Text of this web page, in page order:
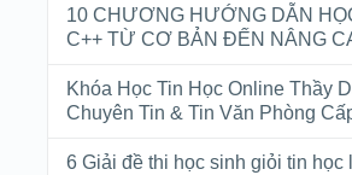
10 CHƯƠNG HƯỚNG DẪN
C++ TỪ CƠ BẢN ĐẾN NÂNG
Khóa Học Tin Học Online Thầy
Chuyên Tin & Tin Văn Phòng
6 Giải đề thi học sinh giỏi tin học